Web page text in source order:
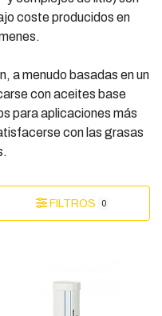
coste producidos en
a menudo basadas en un
con aceites base
para aplicaciones más
con las grasas
FILTROS 0